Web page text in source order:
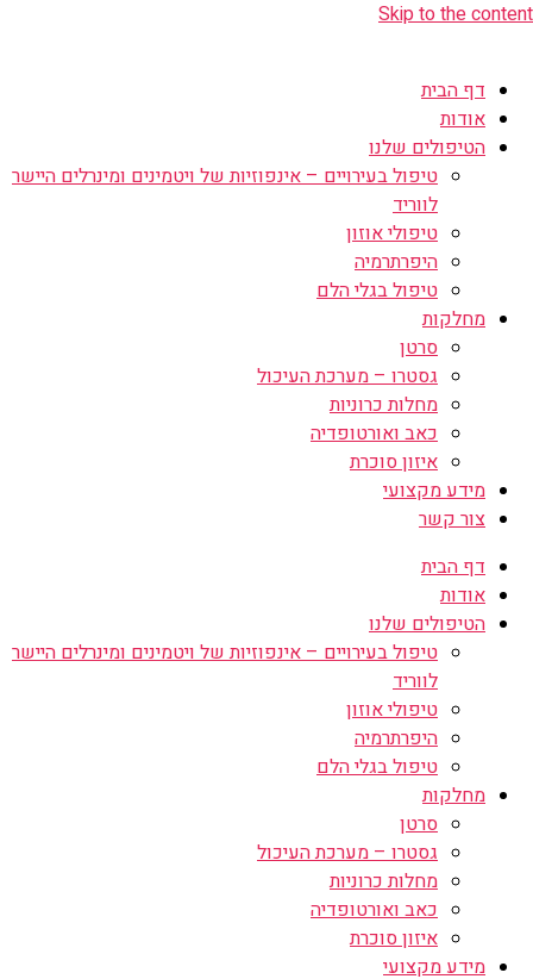
Skip to the content
דף הבית
אודות
הטיפולים שלנו
טיפול בעירויים – אינפוזיות של ויטמינים ומינרלים היישר
לווריד
טיפולי אוזון
היפרתרמיה
טיפול בגלי הלם
מחלקות
סרטן
גסטרו – מערכת העיכול
מחלות כרוניות
כאב ואורטופדיה
איזון סוכרת
מידע מקצועי
צור קשר
דף הבית
אודות
הטיפולים שלנו
טיפול בעירויים – אינפוזיות של ויטמינים ומינרלים היישר
לווריד
טיפולי אוזון
היפרתרמיה
טיפול בגלי הלם
מחלקות
סרטן
גסטרו – מערכת העיכול
מחלות כרוניות
כאב ואורטופדיה
איזון סוכרת
מידע מקצועי